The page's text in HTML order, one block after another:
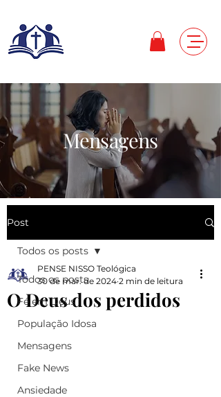
Mensagens
Post
Todos os posts
Fé em Deus
População Idosa
Mensagens
Fake News
Ansiedade
Todos os posts
O Deus dos perdidos
PENSE NISSO Teológica
30 de mar. de 2024 2 min de leitura